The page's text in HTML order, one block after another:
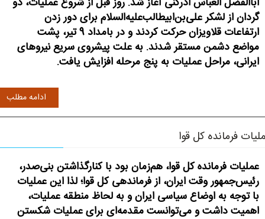
گردان از لشکر علی‌بن‌ابیطالب‌علیه‌السلام برای دور زدن
ارتفاعات قلاویزان حرکت کردند و در بامداد 9 تیر، پشت
مواضع دشمن مستقر شدند. به علت پیشروی سریع نیروهای
ایرانی، مراحل عملیات به پنج مرحله افزایش یافت.
ادامه مطلب
فرمانده کل قوا
عملیات فرمانده کل قوا، هم‌زمان بود با کنارگذاشتن بنی‌صدر،
رئیس‌جمهور وقت ایران، از فرماندهی کل قوا؛ لذا این عملیات
با توجه به اوضاع سیاسی ایران و به لحاظ منطقه عملیات،
اهمیت داشت و می‌توانست مقدمه‌ای برای عملیات شکستن